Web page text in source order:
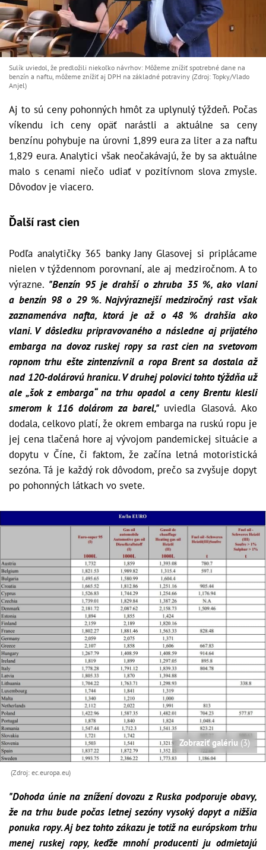
Sulík uviedol, že predložili niekoľko návrhov: Môžeme znížiť spotrebné dane na
benzín a naftu, môžeme znížiť aj DPH na základné potraviny (Zdroj: Topky/Vlado
Anjel)
Aj to sú ceny pohonných hmôt za uplynulý týždeň. Počas
víkendu ich ceny opäť narástli a aktuálne sa ceny
benzínu pohybuje na úrovni 1,899 eura za liter a za naftu
1,829 eura. Analytici však neočakávajú, že by sa aktuálne
malo s cenami niečo udiať v pozitívnom slova zmysle.
Dôvodov je viacero.
Ďalší rast cien
Podľa analytičky 365 banky Jany Glasovej si priplácame
nielen v týždennom porovnaní, ale aj medziročnom. A to
výrazne. "Benzín 95 je drahší o zhruba 35 %, ako vlani
a benzín 98 o 29 %. Najvýraznejší medziročný rast však
zaznamenáva nafta, ktorá je až o 48 % drahšia ako
vlani. V dôsledku pripravovaného a následne aj prijatého
embarga na dovoz ruskej ropy sa rast cien na svetovom
ropnom trhu ešte zintenzívnil a ropa Brent sa dostala až
nad 120-dolárovú hranicu. V druhej polovici tohto týždňa už
ale „šok z embarga“ na trhu opadol a ceny Brentu klesli
smerom k 116 dolárom za barel," uviedla Glasová. Ako
dodala, celkovo platí, že okrem embarga na ruskú ropu je
jej cena tlačená hore aj vývojom pandemickej situácie a
dopytu v Číne, či faktom, že začína letná motoristická
sezóna. Tá je každý rok dôvodom, prečo sa zvyšuje dopyt
po pohonných látkach vo svete.
Zobraziť galériu (3)
(Zdroj: ec.europa.eu)
"Dohoda únie na znížení dovozu z Ruska podporuje obavy,
že na trhu bude počas letnej sezóny vysoký dopyt a nižšia
ponuka ropy. Aj bez tohto zákazu je totiž na európskom trhu
menej ruskej ropy, keďže mnohí producenti ju odmietajú